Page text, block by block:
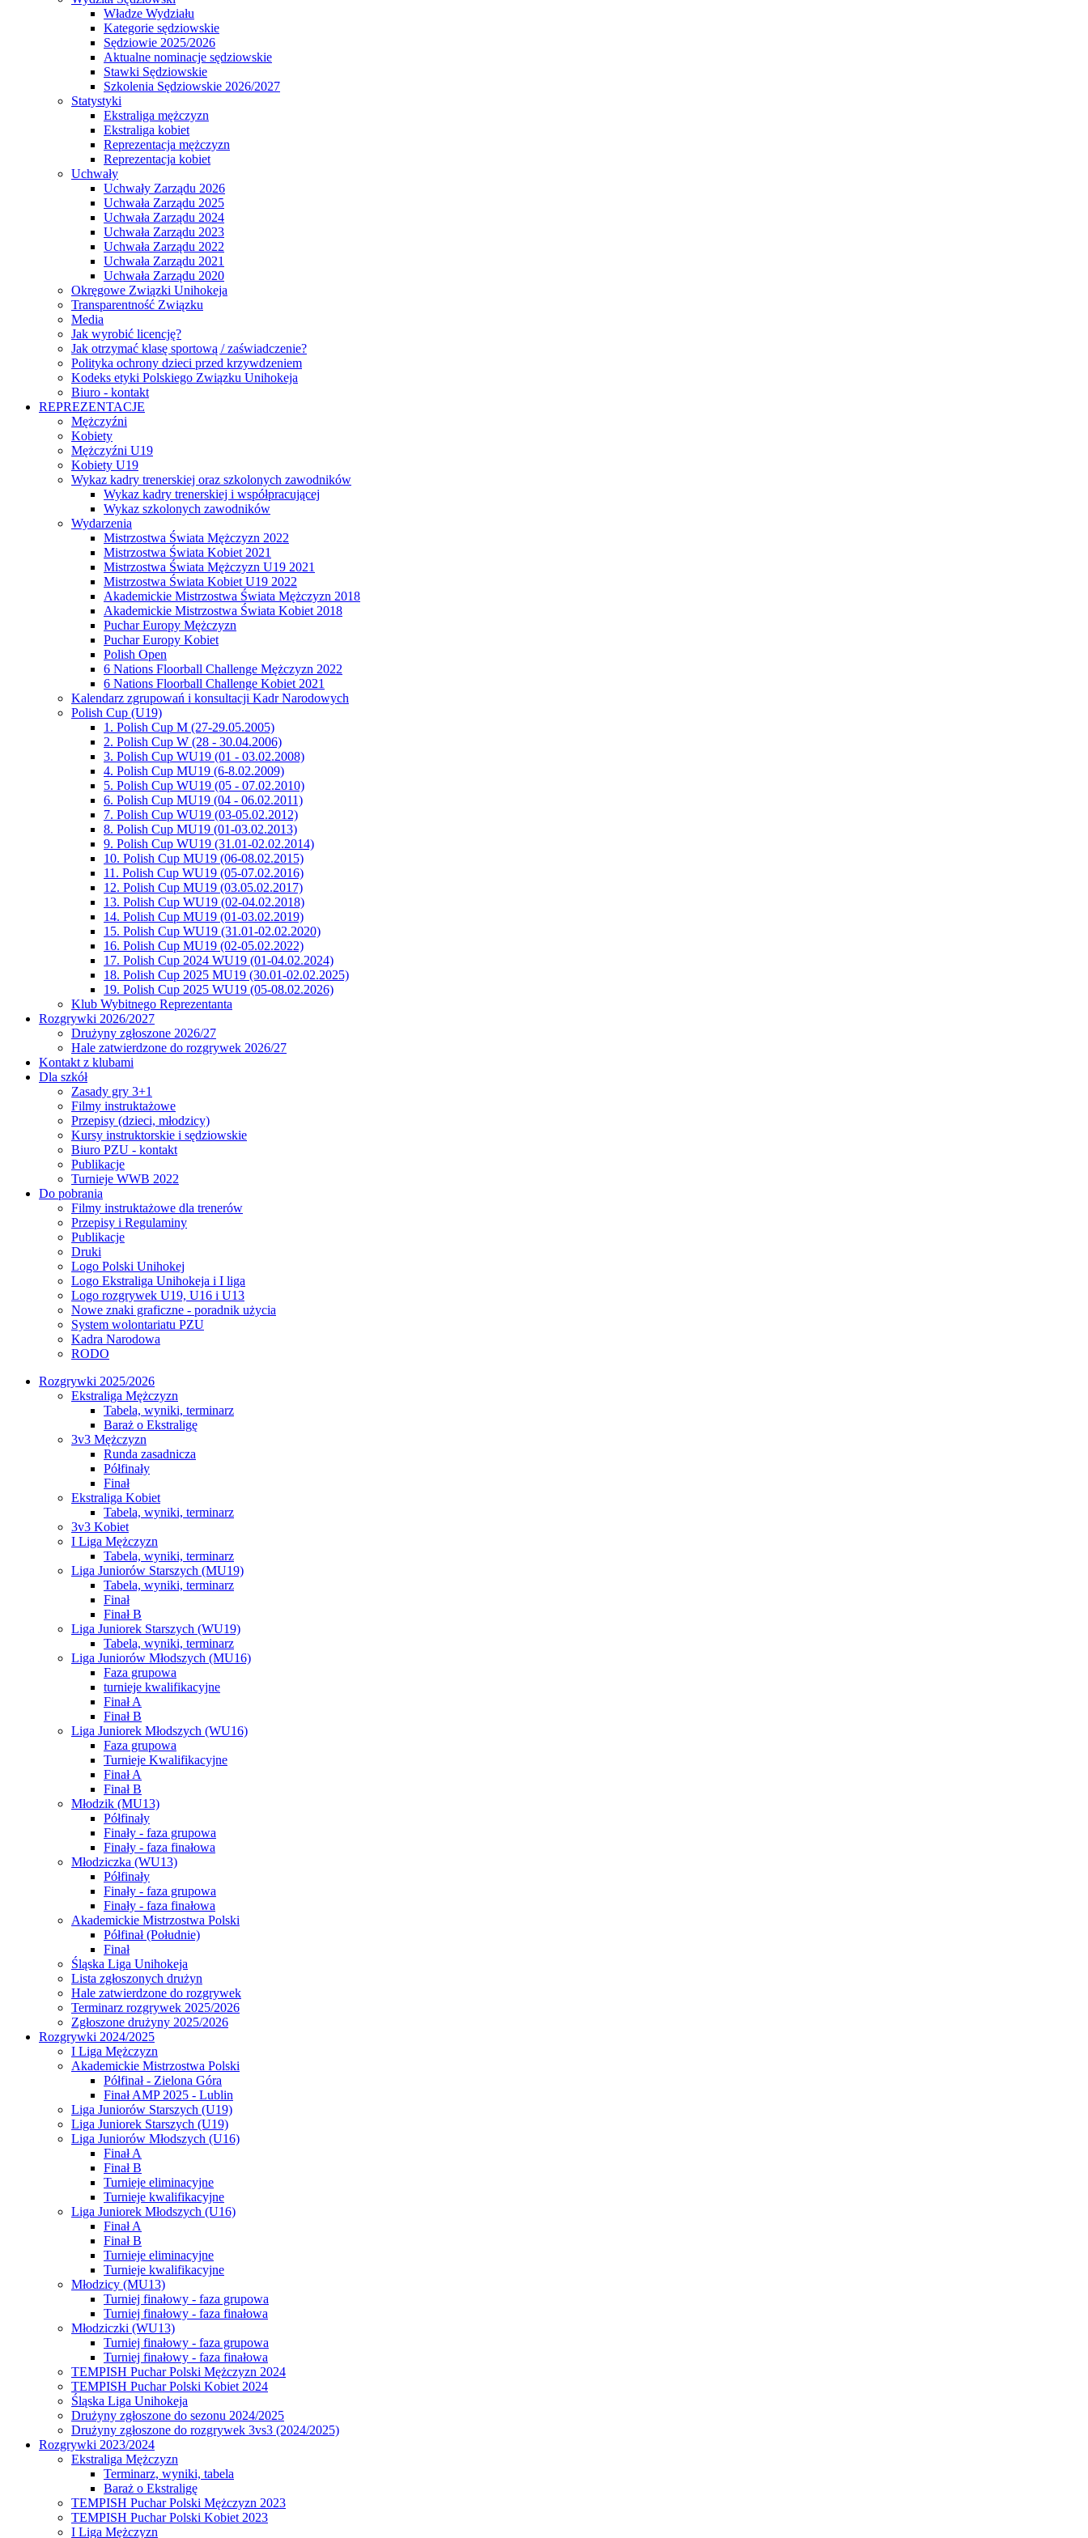
Władze Wydziału
Kategorie sędziowskie
Sędziowie 2025/2026
Aktualne nominacje sędziowskie
Stawki Sędziowskie
Szkolenia Sędziowskie 2026/2027
Statystyki
Ekstraliga mężczyzn
Ekstraliga kobiet
Reprezentacja mężczyzn
Reprezentacja kobiet
Uchwały
Uchwały Zarządu 2026
Uchwała Zarządu 2025
Uchwała Zarządu 2024
Uchwała Zarządu 2023
Uchwała Zarządu 2022
Uchwała Zarządu 2021
Uchwała Zarządu 2020
Okręgowe Związki Unihokeja
Transparentność Związku
Media
Jak wyrobić licencję?
Jak otrzymać klasę sportową / zaświadczenie?
Polityka ochrony dzieci przed krzywdzeniem
Kodeks etyki Polskiego Związku Unihokeja
Biuro - kontakt
REPREZENTACJE
Mężczyźni
Kobiety
Mężczyźni U19
Kobiety U19
Wykaz kadry trenerskiej oraz szkolonych zawodników
Wykaz kadry trenerskiej i współpracującej
Wykaz szkolonych zawodników
Wydarzenia
Mistrzostwa Świata Mężczyzn 2022
Mistrzostwa Świata Kobiet 2021
Mistrzostwa Świata Mężczyzn U19 2021
Mistrzostwa Świata Kobiet U19 2022
Akademickie Mistrzostwa Świata Mężczyzn 2018
Akademickie Mistrzostwa Świata Kobiet 2018
Puchar Europy Mężczyzn
Puchar Europy Kobiet
Polish Open
6 Nations Floorball Challenge Mężczyzn 2022
6 Nations Floorball Challenge Kobiet 2021
Kalendarz zgrupowań i konsultacji Kadr Narodowych
Polish Cup (U19)
1. Polish Cup M (27-29.05.2005)
2. Polish Cup W (28 - 30.04.2006)
3. Polish Cup WU19 (01 - 03.02.2008)
4. Polish Cup MU19 (6-8.02.2009)
5. Polish Cup WU19 (05 - 07.02.2010)
6. Polish Cup MU19 (04 - 06.02.2011)
7. Polish Cup WU19 (03-05.02.2012)
8. Polish Cup MU19 (01-03.02.2013)
9. Polish Cup WU19 (31.01-02.02.2014)
10. Polish Cup MU19 (06-08.02.2015)
11. Polish Cup WU19 (05-07.02.2016)
12. Polish Cup MU19 (03.05.02.2017)
13. Polish Cup WU19 (02-04.02.2018)
14. Polish Cup MU19 (01-03.02.2019)
15. Polish Cup WU19 (31.01-02.02.2020)
16. Polish Cup MU19 (02-05.02.2022)
17. Polish Cup 2024 WU19 (01-04.02.2024)
18. Polish Cup 2025 MU19 (30.01-02.02.2025)
19. Polish Cup 2025 WU19 (05-08.02.2026)
Klub Wybitnego Reprezentanta
Rozgrywki 2026/2027
Drużyny zgłoszone 2026/27
Hale zatwierdzone do rozgrywek 2026/27
Kontakt z klubami
Dla szkół
Zasady gry 3+1
Filmy instruktażowe
Przepisy (dzieci, młodzicy)
Kursy instruktorskie i sędziowskie
Biuro PZU - kontakt
Publikacje
Turnieje WWB 2022
Do pobrania
Filmy instruktażowe dla trenerów
Przepisy i Regulaminy
Publikacje
Druki
Logo Polski Unihokej
Logo Ekstraliga Unihokeja i I liga
Logo rozgrywek U19, U16 i U13
Nowe znaki graficzne - poradnik użycia
System wolontariatu PZU
Kadra Narodowa
RODO
Rozgrywki 2025/2026
Ekstraliga Mężczyzn
Tabela, wyniki, terminarz
Baraż o Ekstraligę
3v3 Mężczyzn
Runda zasadnicza
Półfinały
Finał
Ekstraliga Kobiet
Tabela, wyniki, terminarz
3v3 Kobiet
I Liga Mężczyzn
Tabela, wyniki, terminarz
Liga Juniorów Starszych (MU19)
Tabela, wyniki, terminarz
Finał
Finał B
Liga Juniorek Starszych (WU19)
Tabela, wyniki, terminarz
Liga Juniorów Młodszych (MU16)
Faza grupowa
turnieje kwalifikacyjne
Finał A
Finał B
Liga Juniorek Młodszych (WU16)
Faza grupowa
Turnieje Kwalifikacyjne
Finał A
Finał B
Młodzik (MU13)
Półfinały
Finały - faza grupowa
Finały - faza finałowa
Młodziczka (WU13)
Półfinały
Finały - faza grupowa
Finały - faza finałowa
Akademickie Mistrzostwa Polski
Półfinał (Południe)
Finał
Śląska Liga Unihokeja
Lista zgłoszonych drużyn
Hale zatwierdzone do rozgrywek
Terminarz rozgrywek 2025/2026
Zgłoszone drużyny 2025/2026
Rozgrywki 2024/2025
I Liga Mężczyzn
Akademickie Mistrzostwa Polski
Półfinał - Zielona Góra
Finał AMP 2025 - Lublin
Liga Juniorów Starszych (U19)
Liga Juniorek Starszych (U19)
Liga Juniorów Młodszych (U16)
Finał A
Finał B
Turnieje eliminacyjne
Turnieje kwalifikacyjne
Liga Juniorek Młodszych (U16)
Finał A
Finał B
Turnieje eliminacyjne
Turnieje kwalifikacyjne
Młodzicy (MU13)
Turniej finałowy - faza grupowa
Turniej finałowy - faza finałowa
Młodziczki (WU13)
Turniej finałowy - faza grupowa
Turniej finałowy - faza finałowa
TEMPISH Puchar Polski Mężczyzn 2024
TEMPISH Puchar Polski Kobiet 2024
Śląska Liga Unihokeja
Drużyny zgłoszone do sezonu 2024/2025
Drużyny zgłoszone do rozgrywek 3vs3 (2024/2025)
Rozgrywki 2023/2024
Ekstraliga Mężczyzn
Terminarz, wyniki, tabela
Baraż o Ekstraligę
TEMPISH Puchar Polski Mężczyzn 2023
TEMPISH Puchar Polski Kobiet 2023
I Liga Mężczyzn